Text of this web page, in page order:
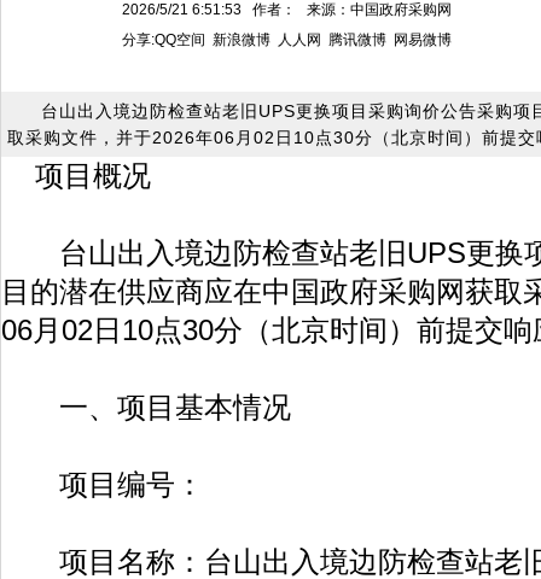
2026/5/21 6:51:53 作者： 来源：中国政府采购网
分享:QQ空间 新浪微博 人人网 腾讯微博 网易微博
台山出入境边防检查站老旧UPS更换项目采购询价公告采购
取采购文件，并于2026年06月02日10点30分（北京时间）前提交
项目概况
台山出入境边防检查站老旧UPS更换
目的潜在供应商应在中国政府采购网获取
06月02日10点30分（北京时间）前提交
一、项目基本情况
项目编号：
项目名称：台山出入境边防检查站老